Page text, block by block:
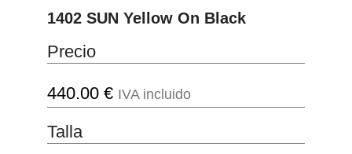
1402 SUN Yellow On Black
Precio
440.00 € IVA incluido
Talla